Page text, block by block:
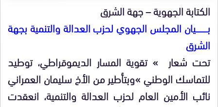
الكتابة الجهوية – جهة الشرق
بــــــــــــيان المجلس الجهوي لحزب العدالة والتنمية بجهة
الشرق
تحت شعار » تقوية المسار الديموقراطي، توطيد
للتماسك الوطني »وبتأطير من الأخ سليمان العمراني
نائب الأمين العام لحزب العدالة والتنمية، انعقدت